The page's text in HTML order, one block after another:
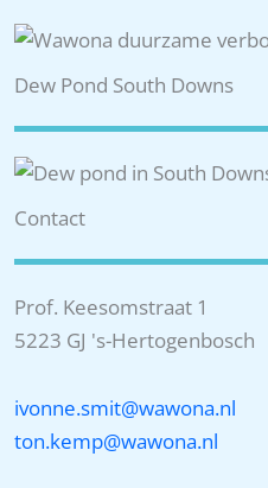
Dew Pond South Downs
Contact
Prof. Keesomstraat 1
5223 GJ 's-Hertogenbosch
ivonne.smit@wawona.nl
ton.kemp@wawona.nl